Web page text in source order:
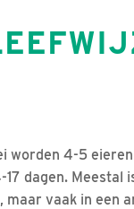
worden 4-5
17 dagen. Meestal
maar vaak in een